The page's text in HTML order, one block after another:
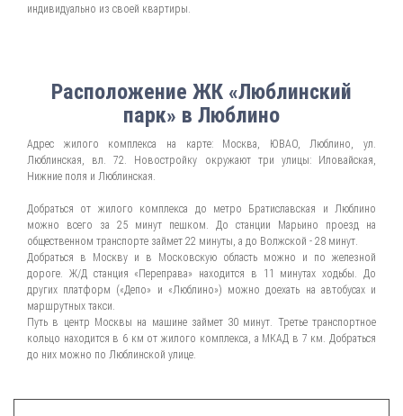
индивидуально из своей квартиры.
Расположение ЖК «Люблинский
парк» в Люблино
Адрес жилого комплекса на карте: Москва, ЮВАО, Люблино, ул.
Люблинская, вл. 72. Новостройку окружают три улицы: Иловайская,
Нижние поля и Люблинская.
Добраться от жилого комплекса до метро Братиславская и Люблино
можно всего за 25 минут пешком. До станции Марьино проезд на
общественном транспорте займет 22 минуты, а до Волжской - 28 минут.
Добраться в Москву и в Московскую область можно и по железной
дороге. Ж/Д станция «Переправа» находится в 11 минутах ходьбы. До
других платформ («Депо» и «Люблино») можно доехать на автобусах и
маршрутных такси.
Путь в центр Москвы на машине займет 30 минут. Третье транспортное
кольцо находится в 6 км от жилого комплекса, а МКАД в 7 км. Добраться
до них можно по Люблинской улице.